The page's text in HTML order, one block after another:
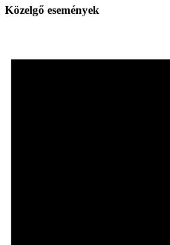
Közelgő események